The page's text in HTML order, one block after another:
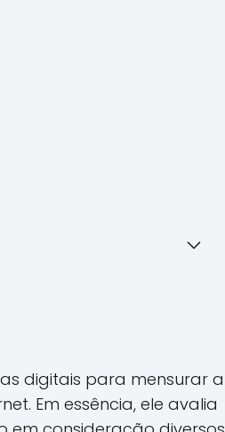
digitais para mensurar a
Em essência, ele avalia